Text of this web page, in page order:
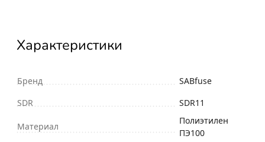
Характеристики
Бренд
SABfuse
SDR
SDR11
Материал
Полиэтилен
ПЭ100